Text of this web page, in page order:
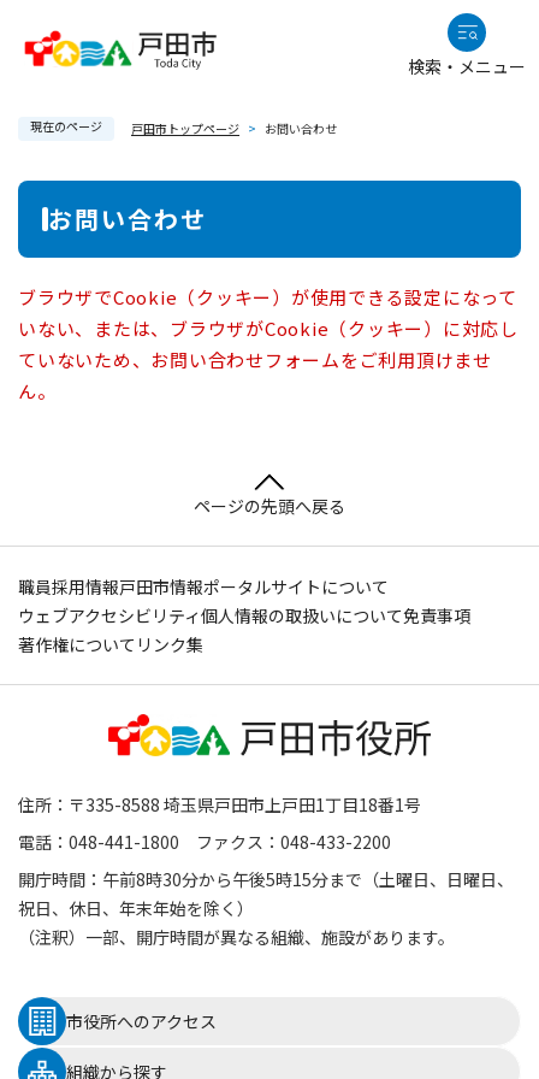
検索・メニュー
現在のページ 戸田市トップページ > お問い合わせ
本
お問い合わせ
ブラウザでCookie（クッキー）が使用できる設定になって
いない、または、ブラウザがCookie（クッキー）に対応し
ていないため、お問い合わせフォームをご利用頂けませ
ん。
ページの先頭へ戻る
職員採用情報戸田市情報ポータルサイトについて
ウェブアクセシビリティ個人情報の取扱いについて免責事項
著作権について リンク集
住所：〒335-8588 埼玉県戸田市上戸田1丁目18番1号
電話：048-441-1800 ファクス：048-433-2200
開庁時間：午前8時30分から午後5時15分まで（土曜日、日曜日、
祝日、休日、年末年始を除く）
（注釈）一部、開庁時間が異なる組織、施設があります。
市役所へのアクセス
組織から探す